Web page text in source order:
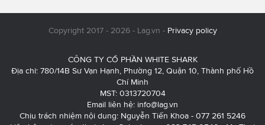
Copyright 2017 - 2026 - Lag.vn - Privacy policy
CÔNG TY CỔ PHẦN WHITE SHARK
Địa chỉ: 780/14B Sư Vạn Hạnh, Phường 12, Quận 10, Thành phố Hồ
Chí Minh
MST: 0313720704
Email liên hệ: info@lag.vn
Chịu trách nhiệm nội dung: Nguyễn Tiến Khoa - 077 261 5246